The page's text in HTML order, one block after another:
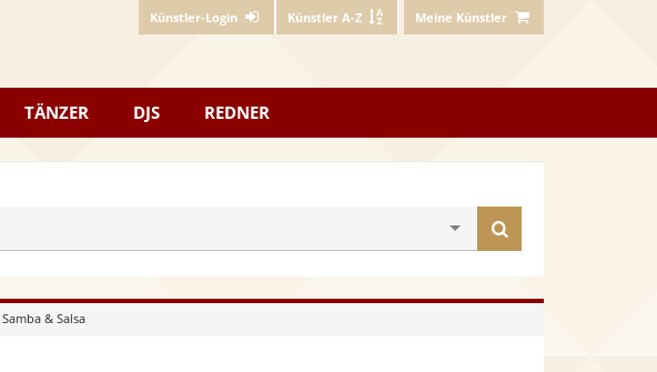
Künstler-Login Künstler A-Z Meine Künstler
TÄNZER DJS REDNER
finden
Samba & Salsa